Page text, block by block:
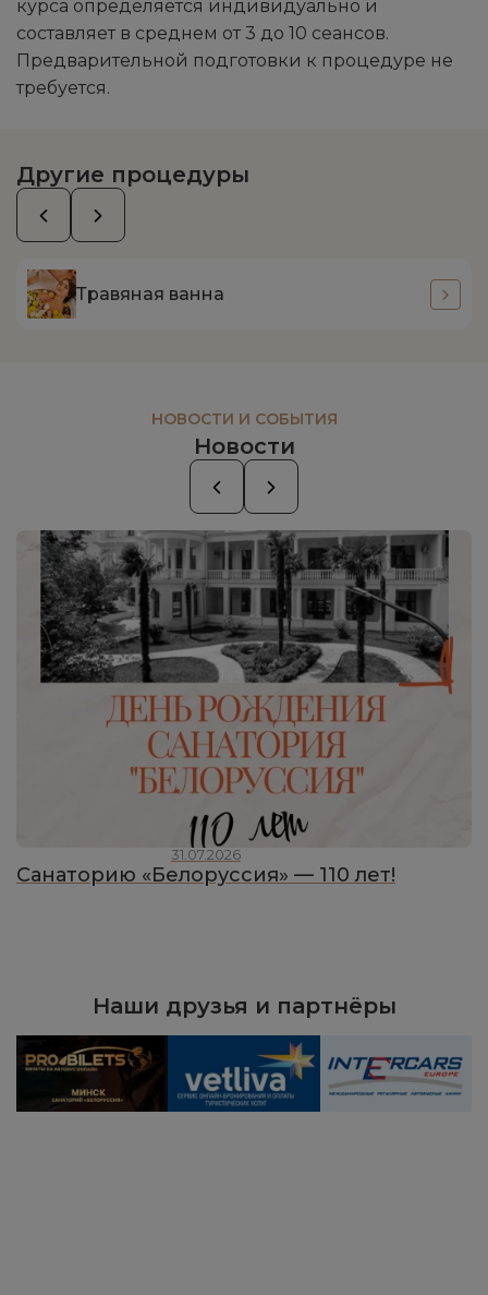
курса определяется индивидуально и
составляет в среднем от 3 до 10 сеансов.
Предварительной подготовки к процедуре не
требуется.
Другие процедуры
Травяная ванна
НОВОСТИ И СОБЫТИЯ
Новости
31.07.2026
Санаторию «Белоруссия» — 110 лет!
Наши друзья и партнёры